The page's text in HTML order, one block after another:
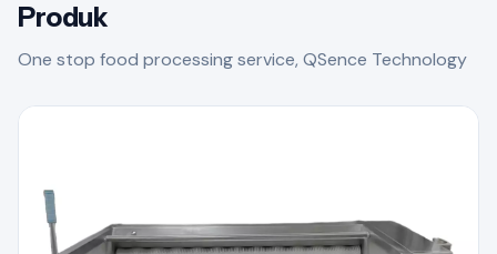
Produk
One stop food processing service, QSence Technology